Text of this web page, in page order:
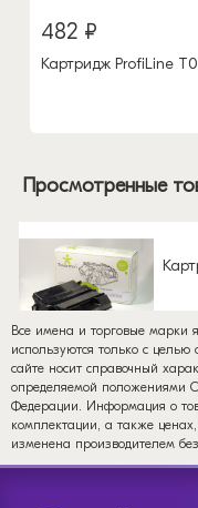
482 ₽
Картридж ProfiLine
Просмотренные
Все имена и торговые марки
используются только с
сайте носит справочный
определяемой положениями
Федерации. Информация о
комплектации, а также
изменена производителем